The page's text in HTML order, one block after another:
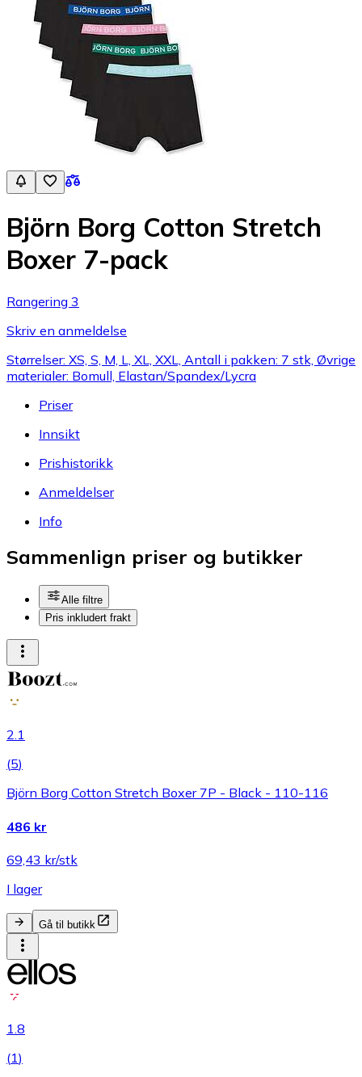
Björn Borg Cotton Stretch
Boxer 7-pack
Rangering 3
Skriv en anmeldelse
Størrelser: XS, S, M, L, XL, XXL, Antall i pakken: 7 stk, Øvrige
materialer: Bomull, Elastan/Spandex/Lycra
Priser
Innsikt
Prishistorikk
Anmeldelser
Info
Sammenlign priser og butikker
Alle filtre
Pris inkludert frakt
2.1
(5)
Björn Borg Cotton Stretch Boxer 7P - Black - 110-116
486 kr
69,43 kr/stk
I lager
Gå til butikk
1.8
(1)